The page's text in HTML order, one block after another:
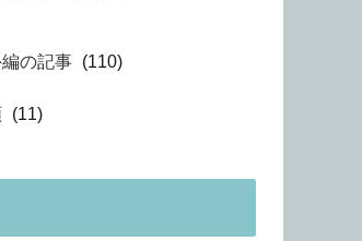
の記事 (110)
(11)